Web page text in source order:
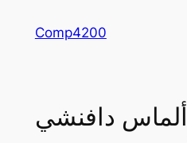
Comp4200
ألماس دافنشي